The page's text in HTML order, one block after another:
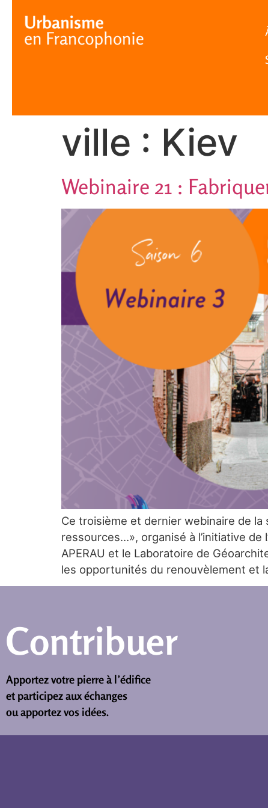
ville : Kiev
Webinaire 21 :
Ce troisième et dernier webinaire de
ressources…», organisé à l’initiative de
APERAU et le Laboratoire de
les opportunités du renouvèlement et
Contribuer
Apportez votre pierre à l’édifice
et participez aux échanges
ou apportez vos idées.